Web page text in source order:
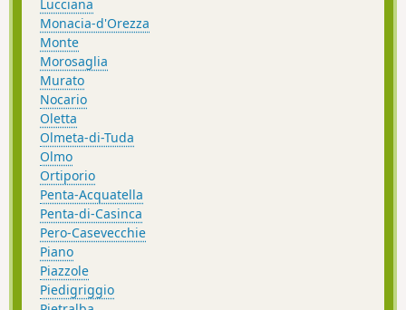
Lucciana
Monacia-d'Orezza
Monte
Morosaglia
Murato
Nocario
Oletta
Olmeta-di-Tuda
Olmo
Ortiporio
Penta-Acquatella
Penta-di-Casinca
Pero-Casevecchie
Piano
Piazzole
Piedigriggio